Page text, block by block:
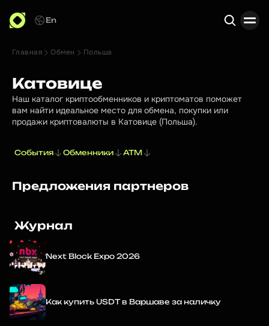
En
Главная Обмен Польша
Катовице
Наш каталог криптообменников и криптоматов поможет
вам найти идеальное место для обмена, покупки или
продажи криптовалюты в Катовице (Польша).
События Обменники ATM
Предложения партнеров
Журнал
Next Block Expo 2026
Как купить USDT в Варшаве за наличку